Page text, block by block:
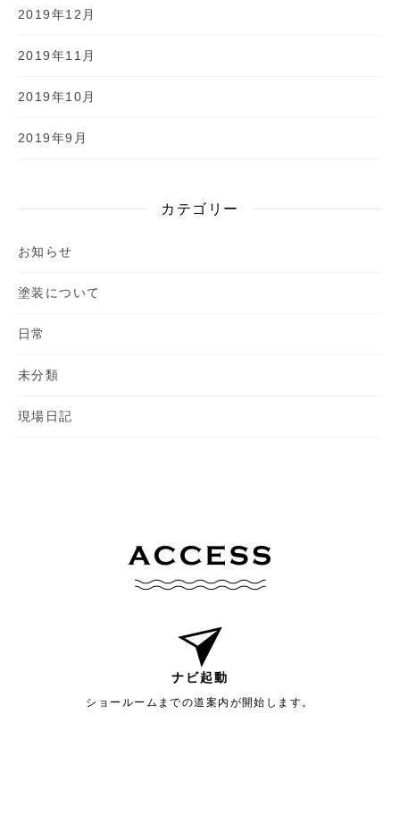
2019年12月
2019年11月
2019年10月
2019年9月
カテゴリー
お知らせ
塗装について
日常
未分類
現場日記
ナビ起動
ショールームまでの道案内が開始します。